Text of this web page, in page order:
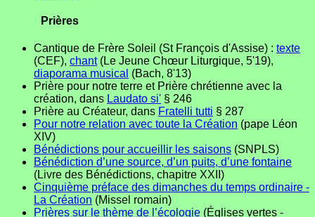
Prières
Cantique de Frère Soleil (St François d'Assise) : texte
(CEF), chant(Le Jeune Chœur Liturgique, 5'19),
diaporama musical (Bach, 8'13)
Prière pour notre terre et Prière chrétienne avec la
création, dans Laudato si' § 246
Prière au Créateur, dans Fratelli tutti § 287
Pour notre relation avec toute la Création (pape Léon
XIV)
Bénédictions pour accueillir les saisons (SNPLS)
Bénédiction d’une source, d’un puits, d’une fontaine
(Livre des Bénédictions, chapitre XXII)
Cinquième préface des dimanches du temps ordinaire -
La Création (Missel romain)
Prières sur le thème de l’écologie (Églises vertes -